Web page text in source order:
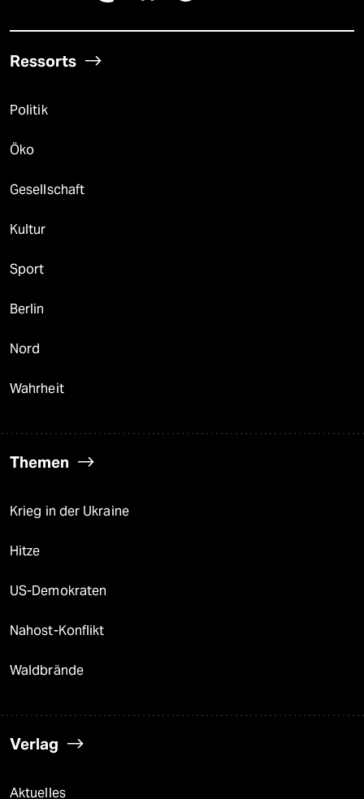
Ressorts
Politik
Öko
Gesellschaft
Kultur
Sport
Berlin
Nord
Wahrheit
Themen
Krieg in der Ukraine
Hitze
US-Demokraten
Nahost-Konflikt
Waldbrände
Verlag
Aktuelles